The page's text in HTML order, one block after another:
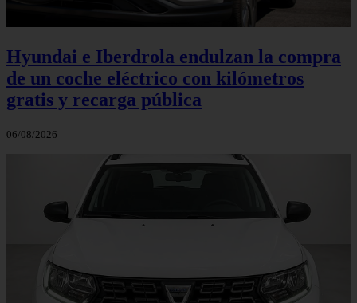
Hyundai e Iberdrola endulzan la compra
de un coche eléctrico con kilómetros
gratis y recarga pública
06/08/2026